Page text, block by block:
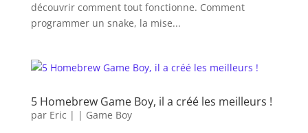
découvrir comment tout fonctionne. Comment
programmer un snake, la mise...
5 Homebrew Game Boy, il a créé les meilleurs !
par Eric | | Game Boy